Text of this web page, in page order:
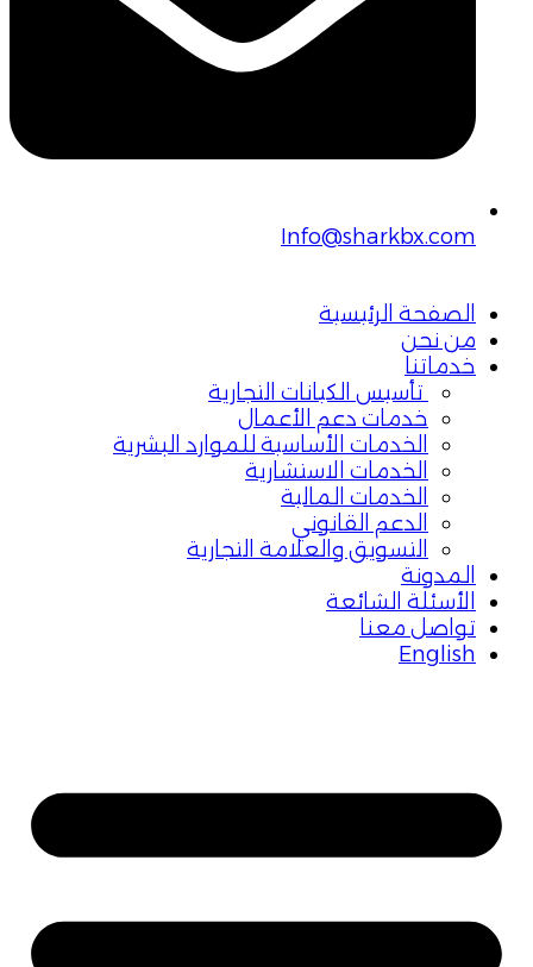
Info@sharkbx.com
الصفحة الرئيسية
من نحن
خدماتنا
تأسيس الكيانات التجارية
خدمات دعم الأعمال
الخدمات الأساسية للموارد البشرية
الخدمات الاستشارية
الخدمات المالية
الدعم القانوني
التسويق والعلامة التجارية
المدونة
الأسئلة الشائعة
تواصل معنا
English